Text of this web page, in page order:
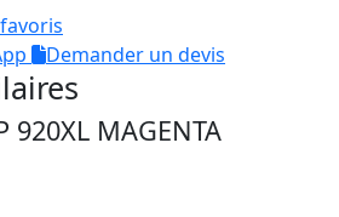
Demander un devis
920XL MAGENTA